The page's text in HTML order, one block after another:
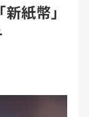
紙幣」